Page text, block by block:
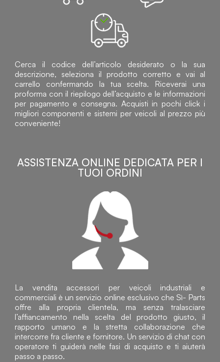
Cerca il codice dell’articolo desiderato o la sua
descrizione, seleziona il prodotto corretto e vai al
carrello confermando la tua scelta. Riceverai una
proforma con il riepilogo dell’acquisto e le informazioni
per pagamento e consegna. Acquisti in pochi click i
migliori componenti e sistemi per veicoli al prezzo più
conveniente!
ASSISTENZA ONLINE DEDICATA PER I
TUOI ORDINI
La vendita accessori per veicoli industriali e
commerciali è un servizio online esclusivo che Sì- Parts
offre alla propria clientela, ma senza tralasciare
l’affiancamento nella scelta del prodotto giusto, il
rapporto umano e la stretta collaborazione che
intercorre fra cliente e fornitore. Un servizio di chat con
operatore ti guiderà nelle fasi di acquisto e ti aiuterà
passo a passo.